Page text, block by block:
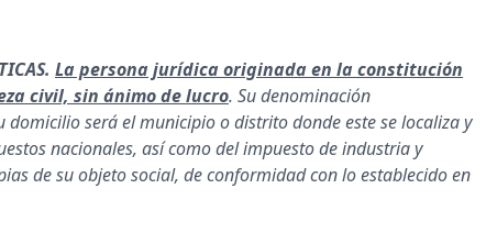
La persona jurídica originada en la constitución
civil, sin ánimo de lucro. Su denominación
será el municipio o distrito donde este se localiza y
nacionales, así como del impuesto de industria y
de su objeto social, de conformidad con lo establecido en